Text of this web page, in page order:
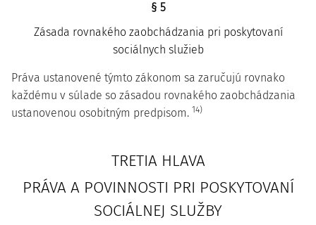
§ 5
Zásada rovnakého zaobchádzania pri poskytovaní
sociálnych služieb
Práva ustanovené týmto zákonom sa zaručujú rovnako
každému v súlade so zásadou rovnakého zaobchádzania
ustanovenou osobitným predpisom. 14)
TRETIA HLAVA
PRÁVA A POVINNOSTI PRI POSKYTOVANÍ
SOCIÁLNEJ SLUŽBY